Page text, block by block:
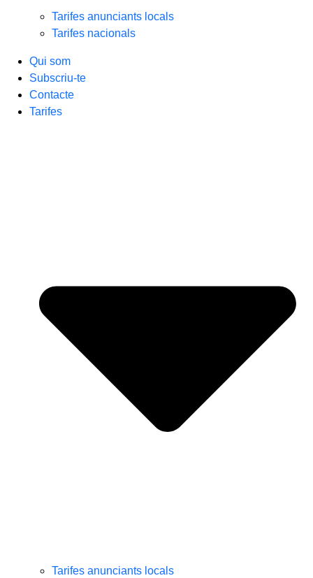
Tarifes anunciants locals
Tarifes nacionals
Qui som
Subscriu-te
Contacte
Tarifes
Tarifes anunciants locals